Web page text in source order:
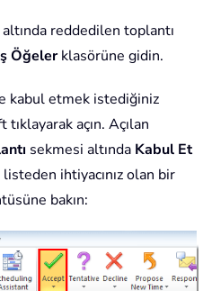
reddedilen toplantı
Öğelerklasörüne gidin.
kabul etmek istediğiniz
açın. Açılan
sekmesi altında Kabul Et
listeden ihtiyacınız olan bir
bakın: